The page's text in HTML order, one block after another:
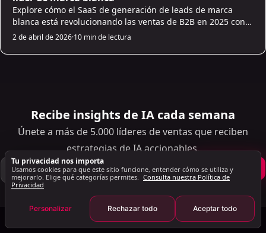
Estratégico AI Integración
Abordar la complejidad de AI
9. Equilibrio de AI y la inteligencia humana:
encontrar la combinación adecuada
10. Estudios de casos: Implementaciones exitosas AI
en negocios
AI en el comercio minorista: mejora de la
experiencia del cliente
AI en Finanzas: mejora de la gestión de riesgos
AI en Atención médica: transformar al paciente
Cuidado
Conclusión: Clave Conclusiones
Explore cómo el SaaS de generación de leads de marca
blanca está revolucionando las ventas de B2B en 2025 con
herramientas impulsadas por AI, escalabilidad y control de
2 de abril de 2026·10 min de lectura
Recibe insights de IA cada semana
Únete a más de 5.000 líderes de ventas que reciben
estrategias de IA accionables.
Suscribirse
Tu privacidad nos importa
Usamos cookies para que este sitio funcione, entender cómo se utiliza y
mejorarlo. Elige qué categorías permites. Consulta nuestra Política de
Privacidad
Personalizar Rechazar todo Aceptar todo